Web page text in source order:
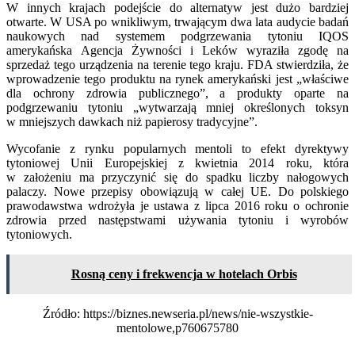
W innych krajach podejście do alternatyw jest dużo bardziej
otwarte. W USA po wnikliwym, trwającym dwa lata audycie badań
naukowych nad systemem podgrzewania tytoniu IQOS
amerykańska Agencja Żywności i Leków wyraziła zgodę na
sprzedaż tego urządzenia na terenie tego kraju. FDA stwierdziła, że
wprowadzenie tego produktu na rynek amerykański jest „właściwe
dla ochrony zdrowia publicznego”, a produkty oparte na
podgrzewaniu tytoniu „wytwarzają mniej określonych toksyn
w mniejszych dawkach niż papierosy tradycyjne”.
Wycofanie z rynku popularnych mentoli to efekt dyrektywy
tytoniowej Unii Europejskiej z kwietnia 2014 roku, która
w założeniu ma przyczynić się do spadku liczby nałogowych
palaczy. Nowe przepisy obowiązują w całej UE. Do polskiego
prawodawstwa wdrożyła je ustawa z lipca 2016 roku o ochronie
zdrowia przed następstwami używania tytoniu i wyrobów
tytoniowych.
Rosną ceny i frekwencja w hotelach Orbis
Źródło: https://biznes.newseria.pl/news/nie-wszystkie-
mentolowe,p760675780